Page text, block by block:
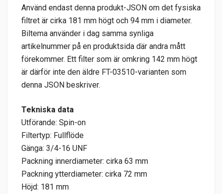
Använd endast denna produkt-JSON om det fysiska
filtret är cirka 181 mm högt och 94 mm i diameter.
Biltema använder i dag samma synliga
artikelnummer på en produktsida där andra mått
förekommer. Ett filter som är omkring 142 mm högt
är därför inte den äldre FT-03510-varianten som
denna JSON beskriver.
Tekniska data
Utförande: Spin-on
Filtertyp: Fullflöde
Gänga: 3/4-16 UNF
Packning innerdiameter: cirka 63 mm
Packning ytterdiameter: cirka 72 mm
Höjd: 181 mm